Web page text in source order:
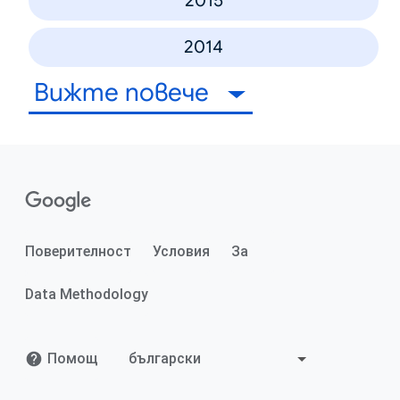
2014
Вижте повече
Поверителност Условия За
Data Methodology
Помощ